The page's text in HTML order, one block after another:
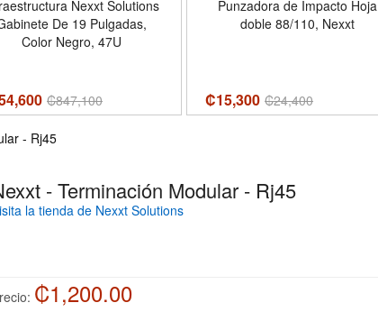
Nexxt Solutions
De 19 Pulgadas,
Color Negro, 47U
₡847,100
Punzadora de Impacto Hoja
doble 88/110, Nexxt
₡15,300 ₡24,400
- Rj45
- Terminación Modular - Rj45
la tienda de Nexxt Solutions
₡1,200.00